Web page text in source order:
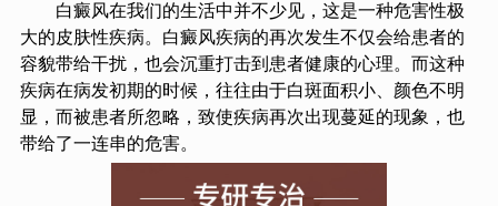
白癜风在我们的生活中并不少见，这是一种危害性极
大的皮肤性疾病。白癜风疾病的再次发生不仅会给患者的
容貌带给干扰，也会沉重打击到患者健康的心理。而这种
疾病在病发初期的时候，往往由于白斑面积小、颜色不明
显，而被患者所忽略，致使疾病再次出现蔓延的现象，也
带给了一连串的危害。